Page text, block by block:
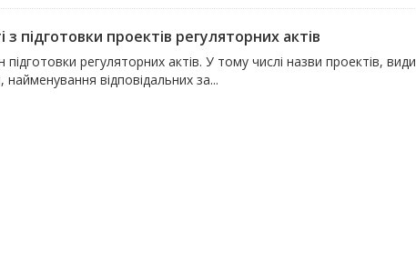
з підготовки проектів регуляторних актів
підготовки регуляторних актів. У тому числі назви проектів,
найменування відповідальних за...